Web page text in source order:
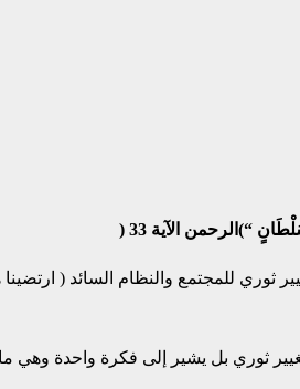
“
) الرحمن الآية 33 (
ثوري للمجتمع والنظام السائد (
ثوري بل يشير إلى فكرة واحدة وهي